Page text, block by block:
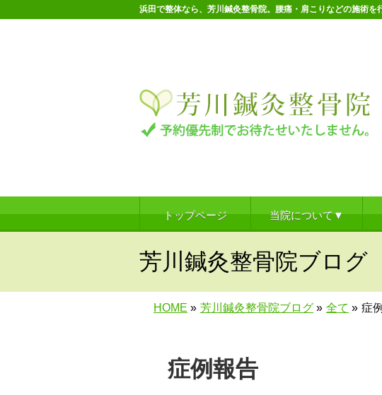
浜田で整体なら、芳川鍼灸整骨院。腰痛・肩こりなどの施術を
トップページ 当院について▼
芳川鍼灸整骨院ブログ
HOME » 芳川鍼灸整骨院ブログ » 全て » 症
症例報告